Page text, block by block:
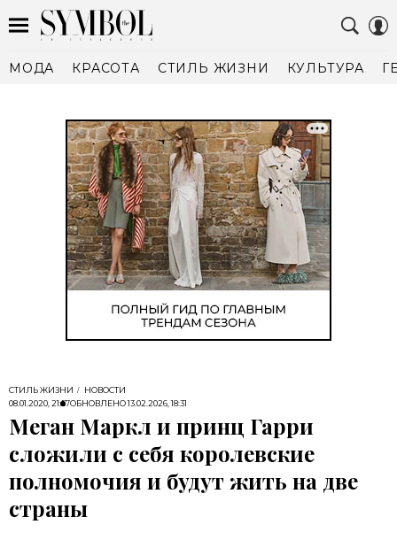
МОДА КРАСОТА СТИЛЬ ЖИЗНИ КУЛЬТУРА
СТИЛЬ ЖИЗНИ
НОВОСТИ
08.01.2020, 21:57ОБНОВЛЕНО13.02.2026, 18:31
Меган Маркл и принц Гарри
сложили с себя королевские
полномочия и будут жить на две
страны